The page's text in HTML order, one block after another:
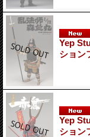
Yep
ション
Yep
ション